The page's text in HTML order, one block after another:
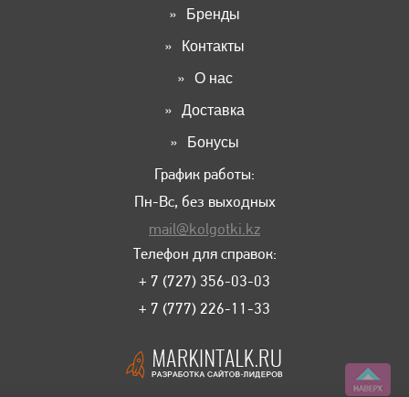
Бренды
Контакты
О нас
Доставка
Бонусы
График работы:
Пн-Вс, без выходных
mail@kolgotki.kz
Телефон для справок:
+ 7 (727) 356-03-03
+ 7 (777) 226-11-33